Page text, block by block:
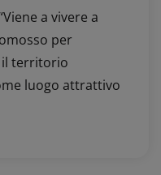
a vivere a
per
il territorio
luogo attrattivo